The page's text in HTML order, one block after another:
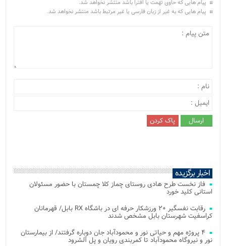
پیام هایی که حاوی تهمت یا افترا باشد منتشر نخواهد شد.
پیام هایی که به غیر از زبان فارسی یا غیر مرتبط باشد منتشر نخواهد شد.
اخبار برگزیده
فاز نخست طرح هادی روستای چماز کلا چمستان با حضور مسئولان
استانی کلید خورد
رقابت نفسگیر ۲۰ ورزشکار حرفه ای در باشگاه RX بابل/ قهرمانان
کراسفیت شهرستان بابل مشخص شدند
۴ پروژه مهم و حیاتی نور و محمودآباد جان دوباره گرفتند/ از بیمارستان
نور و نیروگاه محمودآباد تا کمربندی رویان و پل آلشرود